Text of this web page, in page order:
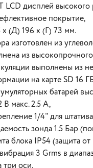
LCD дисплей
покрытие,
х (Д) 196 х (Г) 73 мм.
изготовлен из
из
выполнены из
на карте SD 16
батарей
В макс. 2.5 А,
1/4" для
зонда 1.5 Бар
блока IP54 (защита
3 Grms в